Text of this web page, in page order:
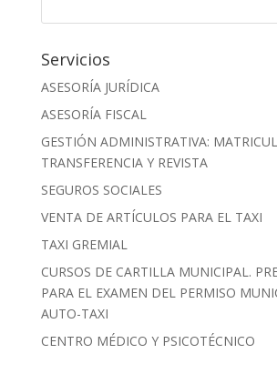
Servicios
ASESORÍA JURÍDICA
ASESORÍA FISCAL
GESTIÓN ADMINISTRATIVA:
TRANSFERENCIA Y REVISTA
SEGUROS SOCIALES
VENTA DE ARTÍCULOS PARA EL TAXI
TAXI GREMIAL
CURSOS DE CARTILLA MUNICIPAL.
PARA EL EXAMEN DEL PERMISO
AUTO-TAXI
CENTRO MÉDICO Y PSICOTÉCNICO